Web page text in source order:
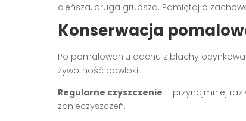
cieńsza, druga grubsza. Pamiętaj o
Konserwacja
Po pomalowaniu dachu z blachy
żywotność powłoki:
Regularne czyszczenie – przynajmniej
zanieczyszczeń.